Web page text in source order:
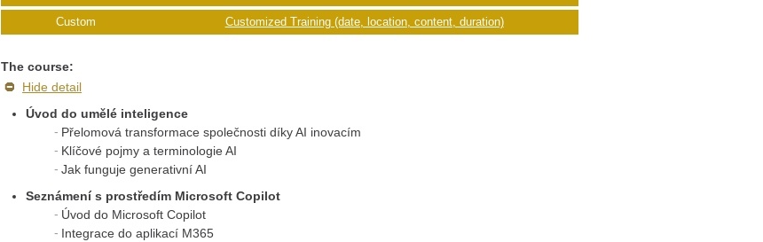
Custom Customized Training (date, location, content, duration)
The course:
Hide detail
Úvod do umělé inteligence
Přelomová transformace společnosti díky AI inovacím
Klíčové pojmy a terminologie AI
Jak funguje generativní AI
Seznámení s prostředím Microsoft Copilot
Úvod do Microsoft Copilot
Integrace do aplikací M365